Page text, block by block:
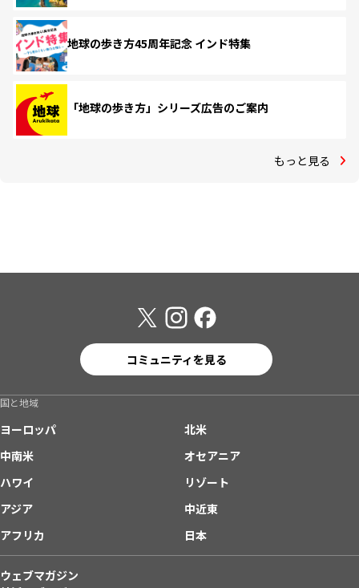
地球の歩き方45周年記念 インド特集
「地球の歩き方」シリーズ広告のご案内
もっと見る
コミュニティを見る
国と地域
ヨーロッパ
北米
中南米
オセアニア
ハワイ
リゾート
アジア
中近東
アフリカ
日本
ウェブマガジン